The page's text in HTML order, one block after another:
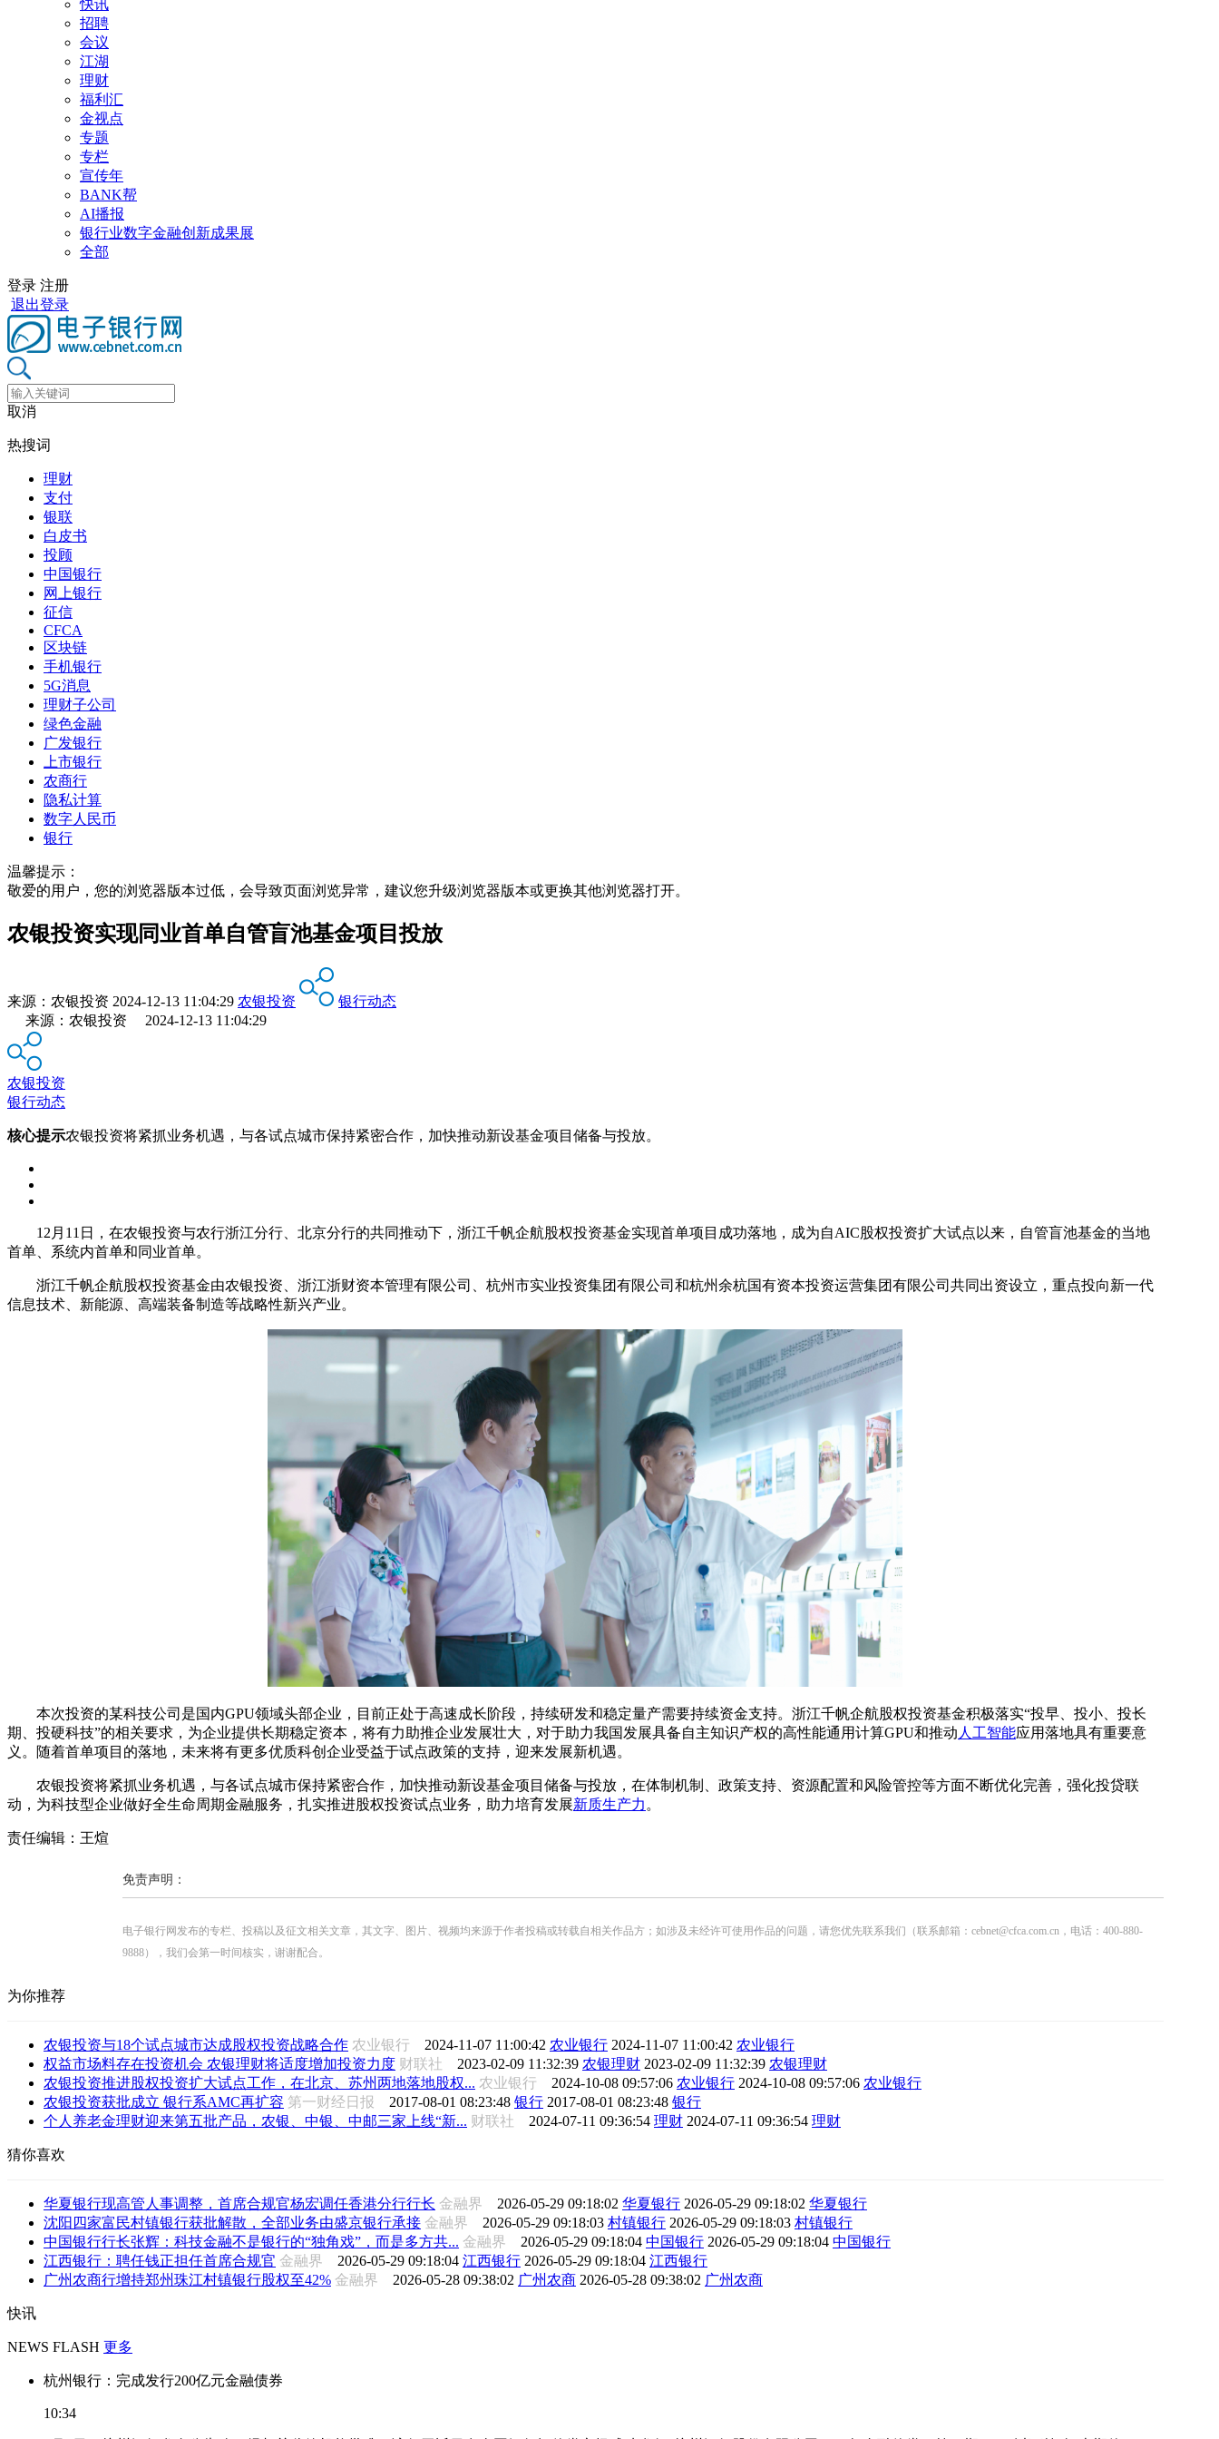
快讯
招聘
会议
江湖
理财
福利汇
金视点
专题
专栏
宣传年
BANK帮
AI播报
银行业数字金融创新成果展
全部
登录 注册
退出登录
取消
热搜词
理财
支付
银联
白皮书
投顾
中国银行
网上银行
征信
CFCA
区块链
手机银行
5G消息
理财子公司
绿色金融
广发银行
上市银行
农商行
隐私计算
数字人民币
银行
温馨提示：
敬爱的用户，您的浏览器版本过低，会导致页面浏览异常，建议您升级浏览器版本或更换其他浏览器打开。
农银投资实现同业首单自管盲池基金项目投放
来源： 农银投资 2024-12-13 11:04:29 农银投资
银行动态
来源：农银投资 2024-12-13 11:04:29
农银投资
银行动态
核心提示农银投资将紧抓业务机遇，与各试点城市保持紧密合作，加快推动新设基金项目储备与投放。
12月11日，在农银投资与农行浙江分行、北京分行的共同推动下，浙江千帆企航股权投资基金实现首单项目成功落地，成为自AIC股权投资扩大试点以来，自管盲池基金的当地
首单、系统内首单和同业首单。
浙江千帆企航股权投资基金由农银投资、浙江浙财资本管理有限公司、杭州市实业投资集团有限公司和杭州余杭国有资本投资运营集团有限公司共同出资设立，重点投向新一代
信息技术、新能源、高端装备制造等战略性新兴产业。
本次投资的某科技公司是国内GPU领域头部企业，目前正处于高速成长阶段，持续研发和稳定量产需要持续资金支持。浙江千帆企航股权投资基金积极落实“投早、投小、投长
期、投硬科技”的相关要求，为企业提供长期稳定资本，将有力助推企业发展壮大，对于助力我国发展具备自主知识产权的高性能通用计算GPU和推动 人工智能应用落地具有重要意
义。随着首单项目的落地，未来将有更多优质科创企业受益于试点政策的支持，迎来发展新机遇。
农银投资将紧抓业务机遇，与各试点城市保持紧密合作，加快推动新设基金项目储备与投放，在体制机制、政策支持、资源配置和风险管控等方面不断优化完善，强化投贷联
动，为科技型企业做好全生命周期金融服务，扎实推进股权投资试点业务，助力培育发展新质生产力 。
责任编辑：王煊
免责声明：
电子银行网发布的专栏、投稿以及征文相关文章，其文字、图片、视频均来源于作者投稿或转载自相关作品方；如涉及未经许可使用作品的问题，请您优先联系我们（联系邮箱：cebnet@cfca.com.cn，电话：400-880-
9888），我们会第一时间核实，谢谢配合。
为你推荐
农银投资与18个试点城市达成股权投资战略合作 农业银行 2024-11-07 11:00:42 农业银行 2024-11-07 11:00:42 农业银行
权益市场料存在投资机会 农银理财将适度增加投资力度 财联社 2023-02-09 11:32:39 农银理财 2023-02-09 11:32:39 农银理财
农银投资推进股权投资扩大试点工作，在北京、苏州两地落地股权... 农业银行 2024-10-08 09:57:06 农业银行 2024-10-08 09:57:06 农业银行
农银投资获批成立 银行系AMC再扩容 第一财经日报 2017-08-01 08:23:48 银行 2017-08-01 08:23:48 银行
个人养老金理财迎来第五批产品，农银、中银、中邮三家上线“新... 财联社 2024-07-11 09:36:54 理财 2024-07-11 09:36:54 理财
猜你喜欢
华夏银行现高管人事调整，首席合规官杨宏调任香港分行行长 金融界 2026-05-29 09:18:02 华夏银行 2026-05-29 09:18:02 华夏银行
沈阳四家富民村镇银行获批解散，全部业务由盛京银行承接 金融界 2026-05-29 09:18:03 村镇银行 2026-05-29 09:18:03 村镇银行
中国银行行长张辉：科技金融不是银行的“独角戏”，而是多方共... 金融界 2026-05-29 09:18:04 中国银行 2026-05-29 09:18:04 中国银行
江西银行：聘任钱正担任首席合规官 金融界 2026-05-29 09:18:04 江西银行 2026-05-29 09:18:04 江西银行
广州农商行增持郑州珠江村镇银行股权至42% 金融界 2026-05-28 09:38:02 广州农商 2026-05-28 09:38:02 广州农商
快讯
NEWS FLASH 更多
杭州银行：完成发行200亿元金融债券
10:34